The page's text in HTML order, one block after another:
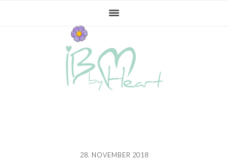
28. NOVEMBER 2018